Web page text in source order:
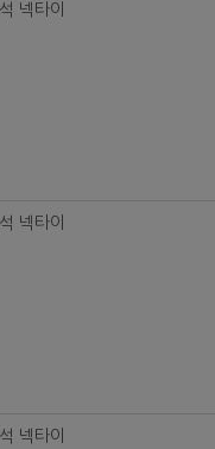
넥타이
넥타이
넥타이